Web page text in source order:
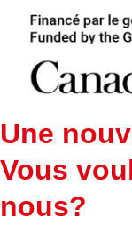
Une
Vous
nous?